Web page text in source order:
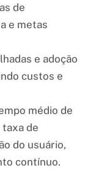
de
e metas
e adoção
custos e
médio de
de
do usuário,
contínuo.